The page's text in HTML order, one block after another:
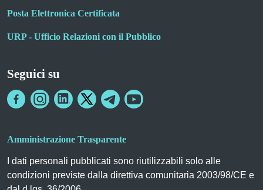
Posta Elettronica Certificata
URP - Ufficio Relazioni con il Pubblico
Seguici su
Amministrazione Trasparente
I dati personali pubblicati sono riutilizzabili solo alle
condizioni previste dalla direttiva comunitaria 2003/98/CE e